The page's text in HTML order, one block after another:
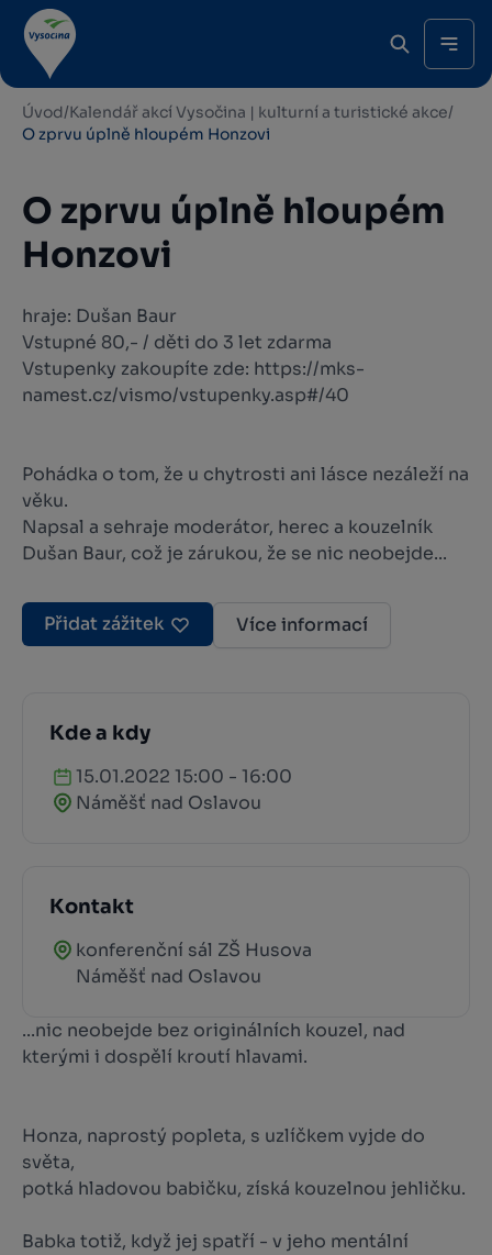
Úvod/Kalendář akcí Vysočina | kulturní a turistické akce/
O zprvu úplně hloupém Honzovi
O zprvu úplně hloupém
Honzovi
hraje: Dušan Baur
Vstupné 80,- / děti do 3 let zdarma
Vstupenky zakoupíte zde: https://mks-
namest.cz/vismo/vstupenky.asp#/40
Pohádka o tom, že u chytrosti ani lásce nezáleží na
věku.
Napsal a sehraje moderátor, herec a kouzelník
Dušan Baur, což je zárukou, že se nic neobejde...
Přidat zážitek Více informací
Kde a kdy
15.01.2022 15:00 - 16:00
Náměšť nad Oslavou
Kontakt
konferenční sál ZŠ Husova
Náměšť nad Oslavou
...nic neobejde bez originálních kouzel, nad
kterými i dospělí kroutí hlavami.
Honza, naprostý popleta, s uzlíčkem vyjde do
světa,
potká hladovou babičku, získá kouzelnou jehličku.
Babka totiž, když jej spatří - v jeho mentální